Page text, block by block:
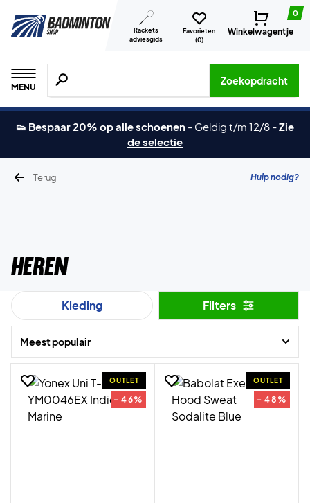
Rackets
adviesgids
Favorieten
(0)
0
Winkelwagentje
MENU
Zoeken naar producten, merken etc.
Zoekopdracht
👟 Bespaar 20% op alle schoenen - Geldig t/m 12/8 -Zie
de selectie
Terug Hulp nodig?
Heren
Kleding Filters
Meest populair
OUTLET
- 46%
OUTLET
- 48%